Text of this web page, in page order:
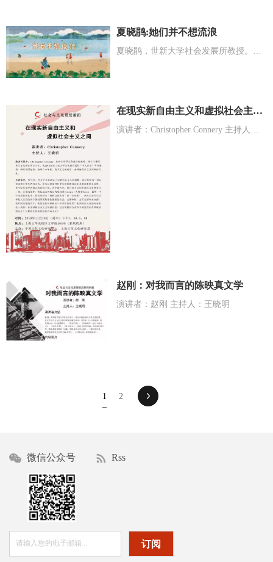
夏晓鹃:她们并不想流浪
夏晓鹃，世新大学社会发展所教授。自1994年开始研究“外籍新娘”议题。
在现实新自由主义和虚拟社会主义之间
演讲者：Christopher Connery 主持人：王晓明
赵刚：对我而言的陈映真文学
演讲者：赵刚 主持人：王晓明
1 2
微信公众号 Rss
订阅